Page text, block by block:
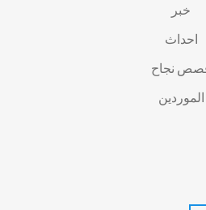
خبر
احداث
نجاح
الموردين